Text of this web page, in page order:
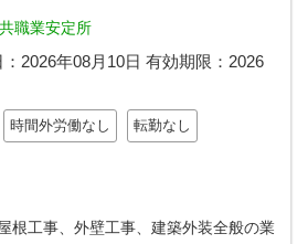
職業安定所
2026年08月10日 有効期限： 2026
時間外労働なし 転勤なし
根工事、外壁工事、建築外装全般の業